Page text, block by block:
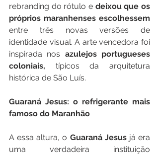
rebranding do rótulo e deixou que os
próprios maranhenses escolhessem
entre três novas versões de
identidade visual. A arte vencedora foi
inspirada nos azulejos portugueses
coloniais, típicos da arquitetura
histórica de São Luís.
Guaraná Jesus: o refrigerante mais
famoso do Maranhão
A essa altura, o Guaraná Jesus já era
uma verdadeira instituição